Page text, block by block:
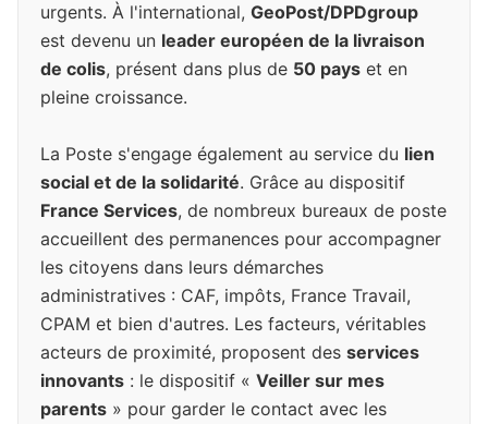
urgents. À l'international, GeoPost/DPDgroup
est devenu un leader européen de la livraison
de colis, présent dans plus de 50 pays et en
pleine croissance.
La Poste s'engage également au service du lien
social et de la solidarité. Grâce au dispositif
France Services, de nombreux bureaux de poste
accueillent des permanences pour accompagner
les citoyens dans leurs démarches
administratives : CAF, impôts, France Travail,
CPAM et bien d'autres. Les facteurs, véritables
acteurs de proximité, proposent des services
innovants : le dispositif « Veiller sur mes
parents » pour garder le contact avec les